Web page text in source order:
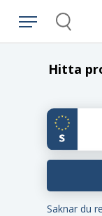
Search
Hitta
Saknar du